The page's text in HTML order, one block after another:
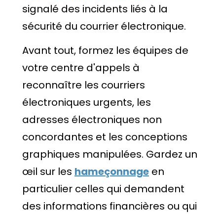
signalé des incidents liés à la
sécurité du courrier électronique.
Avant tout, formez les équipes de
votre centre d'appels à
reconnaître les courriers
électroniques urgents, les
adresses électroniques non
concordantes et les conceptions
graphiques manipulées. Gardez un
œil sur les hameçonnage en
particulier celles qui demandent
des informations financières ou qui